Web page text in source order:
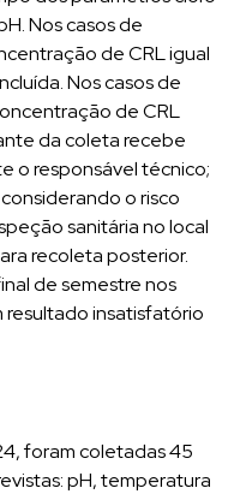
Nos casos de
de CRL igual
Nos casos de
de CRL
da coleta recebe
o responsável técnico;
o risco
sanitária no local
recoleta posterior.
de semestre nos
insatisfatório
foram coletadas 45
pH, temperatura